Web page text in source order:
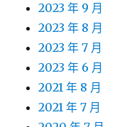
2023 年 9 月
2023 年 8 月
2023 年 7 月
2023 年 6 月
2021 年 8 月
2021 年 7 月